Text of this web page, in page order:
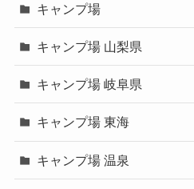
キャンプ場
キャンプ場 山梨県
キャンプ場 岐阜県
キャンプ場 東海
キャンプ場 温泉